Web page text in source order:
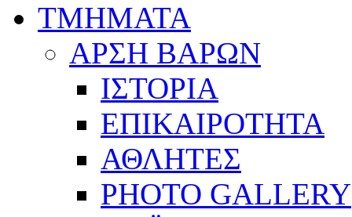
ΤΜΗΜΑΤΑ
ΑΡΣΗ ΒΑΡΩΝ
ΙΣΤΟΡΙΑ
ΕΠΙΚΑΙΡΟΤΗΤΑ
ΑΘΛΗΤΕΣ
PHOTO GALLERY